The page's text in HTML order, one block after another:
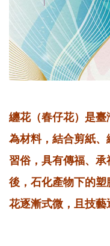
纏花（春仔花）是
為材料，結合剪紙
習俗，具有傳福、
後，石化產物下的
花逐漸式微，且技藝